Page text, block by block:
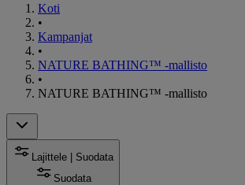
Koti
•
Kampanjat
•
NATURE BATHING™ -mallisto
•
NATURE BATHING™ -mallisto
Lajittele | Suodata
Suodata